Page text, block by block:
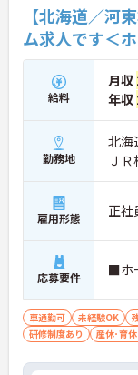
【北海道／河
ム求人です＜
給料
月収
年収
勤務地
北海
Ｊ
雇用形態 正社
応募要件 ■ホ
車通勤可 未経験OK
研修制度あり
産休･育